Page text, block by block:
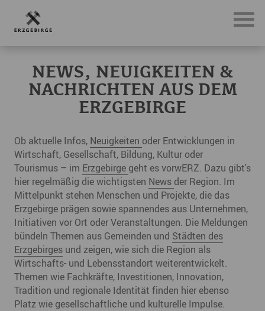
News, Neuigkeiten & Nachrichten aus dem Erzgebirge
NEWS, NEUIGKEITEN &
NACHRICHTEN AUS DEM
ERZGEBIRGE
Ob aktuelle Infos, Neuigkeiten oder Entwicklungen in
Wirtschaft, Gesellschaft, Bildung, Kultur oder
Tourismus – im Erzgebirge geht es vorwERZ. Dazu gibt's
hier regelmäßig die wichtigsten News der Region. Im
Mittelpunkt stehen Menschen und Projekte, die das
Erzgebirge prägen sowie spannendes aus Unternehmen,
Initiativen vor Ort oder Veranstaltungen. Die Meldungen
bündeln Themen aus Gemeinden und Städten des
Erzgebirges und zeigen, wie sich die Region als
Wirtschafts- und Lebensstandort weiterentwickelt.
Themen wie Fachkräfte, Investitionen, Innovation,
Tradition und regionale Identität finden hier ebenso
Platz wie gesellschaftliche und kulturelle Impulse.